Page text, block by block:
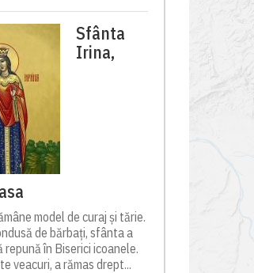
Sfânta
Irina,
model de curaj și tărie.
de bărbați, sfânta a
repună în Biserici icoanele.
veacuri, a rămas drept...